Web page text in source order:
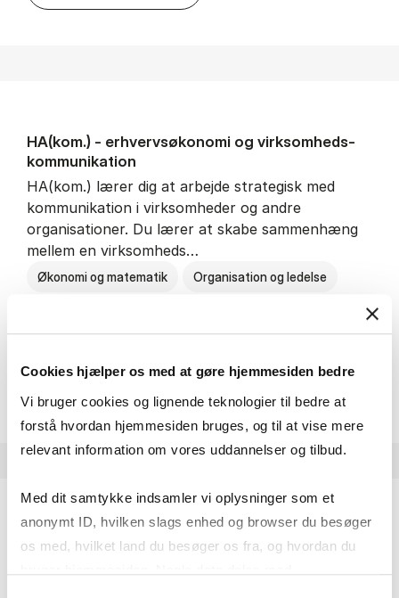
Cookies hjælper os med at gøre hjemmesiden bedre
Vi bruger cookies og lignende teknologier til bedre at
forstå hvordan hjemmesiden bruges, og til at vise mere
relevant information om vores uddannelser og tilbud.
Med dit samtykke indsamler vi oplysninger som et
anonymt ID, hvilken slags enhed og browser du besøger
os med, hvilket land du besøger os fra, og hvordan du
HA(kom.) - erhvervs­økonomi og virksomheds­
kommunikation
HA(kom.) lærer dig at arbejde strategisk med
kommunikation i virksomheder og andre
organisationer. Du lærer at skabe sammenhæng
mellem en virksomheds…
Økonomi og matematik Organisation og ledelse
HA(kom.) - erhvervs­økonomi
HA(psyk.) - erhvervs­økonomi og psy­ko­lo­gi